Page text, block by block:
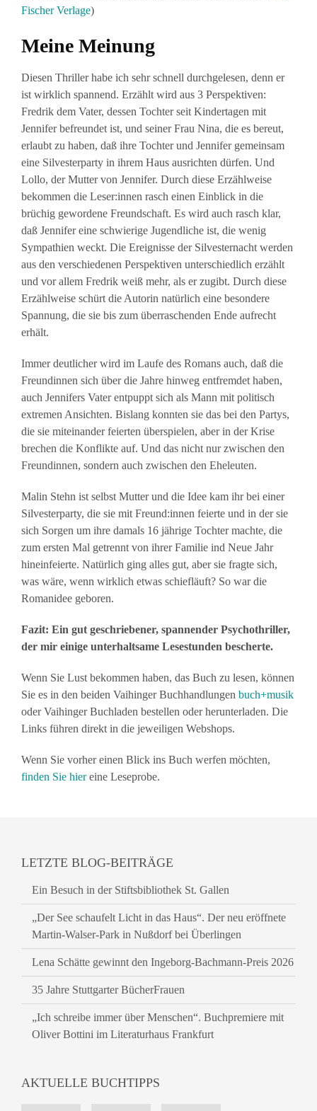
Fischer Verlage)
Meine Meinung
Diesen Thriller habe ich sehr schnell durchgelesen, denn er
ist wirklich spannend. Erzählt wird aus 3 Perspektiven:
Fredrik dem Vater, dessen Tochter seit Kindertagen mit
Jennifer befreundet ist, und seiner Frau Nina, die es bereut,
erlaubt zu haben, daß ihre Tochter und Jennifer gemeinsam
eine Silvesterparty in ihrem Haus ausrichten dürfen. Und
Lollo, der Mutter von Jennifer. Durch diese Erzählweise
bekommen die Leser:innen rasch einen Einblick in die
brüchig gewordene Freundschaft. Es wird auch rasch klar,
daß Jennifer eine schwierige Jugendliche ist, die wenig
Sympathien weckt. Die Ereignisse der Silvesternacht werden
aus den verschiedenen Perspektiven unterschiedlich erzählt
und vor allem Fredrik weiß mehr, als er zugibt. Durch diese
Erzählweise schürt die Autorin natürlich eine besondere
Spannung, die sie bis zum überraschenden Ende aufrecht
erhält.
Immer deutlicher wird im Laufe des Romans auch, daß die
Freundinnen sich über die Jahre hinweg entfremdet haben,
auch Jennifers Vater entpuppt sich als Mann mit politisch
extremen Ansichten. Bislang konnten sie das bei den Partys,
die sie miteinander feierten überspielen, aber in der Krise
brechen die Konflikte auf. Und das nicht nur zwischen den
Freundinnen, sondern auch zwischen den Eheleuten.
Malin Stehn ist selbst Mutter und die Idee kam ihr bei einer
Silvesterparty, die sie mit Freund:innen feierte und in der sie
sich Sorgen um ihre damals 16 jährige Tochter machte, die
zum ersten Mal getrennt von ihrer Familie ind Neue Jahr
hineinfeierte. Natürlich ging alles gut, aber sie fragte sich,
was wäre, wenn wirklich etwas schiefläuft? So war die
Romanidee geboren.
Fazit: Ein gut geschriebener, spannender Psychothriller,
der mir einige unterhaltsame Lesestunden bescherte.
Wenn Sie Lust bekommen haben, das Buch zu lesen, können
Sie es in den beiden Vaihinger Buchhandlungen buch+musik
oder Vaihinger Buchladen bestellen oder herunterladen. Die
Links führen direkt in die jeweiligen Webshops.
Wenn Sie vorher einen Blick ins Buch werfen möchten,
finden Sie hiereine Leseprobe.
LETZTE BLOG-BEITRÄGE
Ein Besuch in der Stiftsbibliothek St. Gallen
„Der See schaufelt Licht in das Haus“. Der neu eröffnete
Martin-Walser-Park in Nußdorf bei Überlingen
Lena Schätte gewinnt den Ingeborg-Bachmann-Preis 2026
35 Jahre Stuttgarter BücherFrauen
„Ich schreibe immer über Menschen“. Buchpremiere mit
Oliver Bottini im Literaturhaus Frankfurt
AKTUELLE BUCHTIPPS